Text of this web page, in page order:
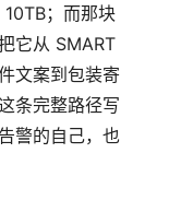
；而那块
它从 SMART
文案到包装寄
条完整路径写
警的自己，也